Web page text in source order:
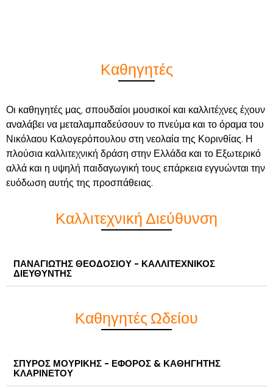
Καθηγητές
Οι καθηγητές μας, σπουδαίοι μουσικοί και καλλιτέχνες έχουν
αναλάβει να μεταλαμπαδεύσουν το πνεύμα και το όραμα του
Νικόλαου Καλογερόπουλου στη νεολαία της Κορινθίας. Η
πλούσια καλλιτεχνική δράση στην Ελλάδα και το Εξωτερικό
αλλά και η υψηλή παιδαγωγική τους επάρκεια εγγυώνται την
ευόδωση αυτής της προσπάθειας.
Καλλιτεχνική Διεύθυνση
ΠΑΝΑΓΙΩΤΗΣ ΘΕΟΔΟΣΙΟΥ - ΚΑΛΛΙΤΕΧΝΙΚΟΣ
ΔΙΕΥΘΥΝΤΗΣ
Καθηγητές Ωδείου
ΣΠΥΡΟΣ ΜΟΥΡΙΚΗΣ - ΕΦΟΡΟΣ & ΚΑΘΗΓΗΤΗΣ
ΚΛΑΡΙΝΕΤΟΥ